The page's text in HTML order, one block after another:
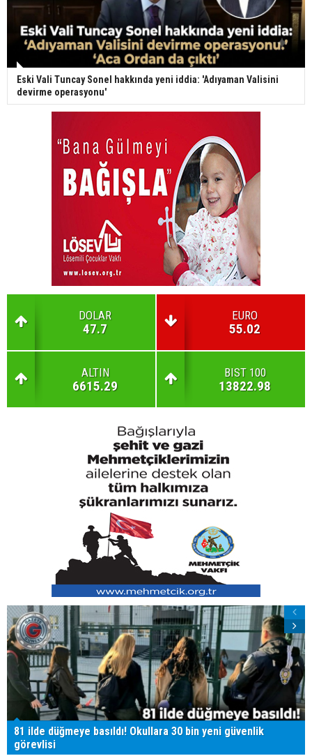
Eski Vali Tuncay Sonel hakkında yeni iddia: 'Adıyaman Valisini
devirme operasyonu'
DOLAR
47.7
EURO
55.02
ALTIN
6615.29
BIST 100
13822.98
81 ilde düğmeye basıldı! Okullara 30 bin yeni güvenlik
görevlisi